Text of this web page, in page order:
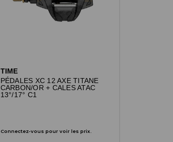
TIME
PÉDALES XC 12 AXE TITANE
CARBON/OR + CALES ATAC
13°/17° C1
Connectez-vous pour voir les prix.